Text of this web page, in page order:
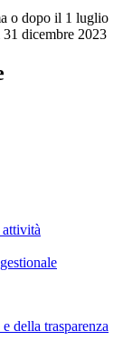
o dopo il 1 luglio
dicembre 2023
della trasparenza